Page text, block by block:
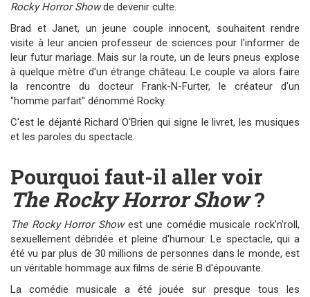
Rocky Horror Showde devenir culte.
Brad et Janet, un jeune couple innocent, souhaitent rendre
visite à leur ancien professeur de sciences pour l'informer de
leur futur mariage. Mais sur la route, un de leurs pneus explose
à quelque mètre d'un étrange château. Le couple va alors faire
la rencontre du docteur Frank-N-Furter, le créateur d'un
"homme parfait" dénommé Rocky.
C'est le déjanté Richard O'Brien qui signe le livret, les musiques
et les paroles du spectacle.
Pourquoi faut-il aller voir
The Rocky Horror Show?
The Rocky Horror Showest une comédie musicale rock'n'roll,
sexuellement débridée et pleine d'humour. Le spectacle, qui a
été vu par plus de 30 millions de personnes dans le monde, est
un véritable hommage aux films de série B d'épouvante.
La comédie musicale a été jouée sur presque tous les